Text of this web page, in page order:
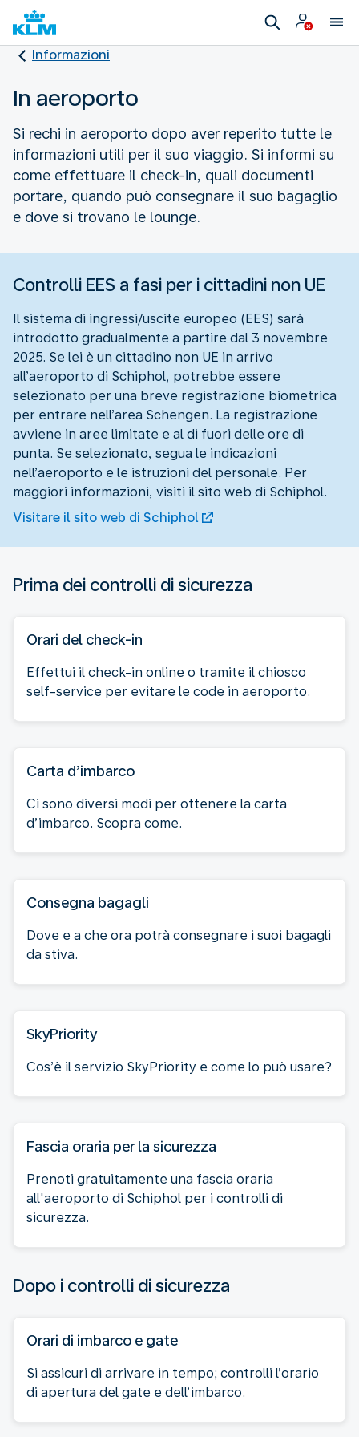
Informazioni
In aeroporto
Si rechi in aeroporto dopo aver reperito tutte le
informazioni utili per il suo viaggio. Si informi su
come effettuare il check-in, quali documenti
portare, quando può consegnare il suo bagaglio
e dove si trovano le lounge.
Controlli EES a fasi per i cittadini non UE
Il sistema di ingressi/uscite europeo (EES) sarà
introdotto gradualmente a partire dal 3 novembre
2025. Se lei è un cittadino non UE in arrivo
all’aeroporto di Schiphol, potrebbe essere
selezionato per una breve registrazione biometrica
per entrare nell’area Schengen. La registrazione
avviene in aree limitate e al di fuori delle ore di
punta. Se selezionato, segua le indicazioni
nell’aeroporto e le istruzioni del personale. Per
maggiori informazioni, visiti il sito web di Schiphol.
Visitare il sito web di Schiphol
Prima dei controlli di sicurezza
Orari del check-in
Effettui il check-in online o tramite il chiosco
self-service per evitare le code in aeroporto.
Carta d’imbarco
Ci sono diversi modi per ottenere la carta
d’imbarco. Scopra come.
Consegna bagagli
Dove e a che ora potrà consegnare i suoi bagagli
da stiva.
SkyPriority
Cos’è il servizio SkyPriority e come lo può usare?
Fascia oraria per la sicurezza
Prenoti gratuitamente una fascia oraria
all'aeroporto di Schiphol per i controlli di
sicurezza.
Dopo i controlli di sicurezza
Orari di imbarco e gate
Si assicuri di arrivare in tempo; controlli l’orario
di apertura del gate e dell’imbarco.